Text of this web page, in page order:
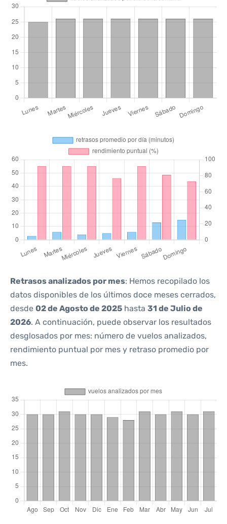
Retrasos analizados por mes: Hemos recopilado los
datos disponibles de los últimos doce meses cerrados,
desde 02 de Agosto de 2025 hasta 31 de Julio de
2026. A continuación, puede observar los resultados
desglosados por mes: número de vuelos analizados,
rendimiento puntual por mes y retraso promedio por
mes.